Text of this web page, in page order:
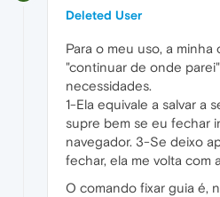
Deleted User
Para o meu uso, a
"continuar de onde
necessidades.
1-Ela equivale a salvar a
supre bem se eu fechar
navegador. 3-Se deixo
fechar, ela me volta com
O comando fixar guia é,